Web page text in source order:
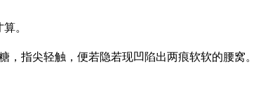
。
指尖轻触，便若隐若现凹陷出两痕软软的腰窝。